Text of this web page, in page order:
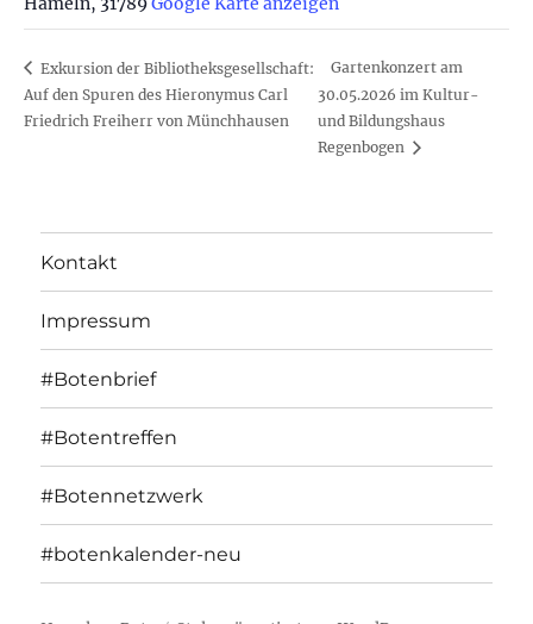
Exkursion der Bibliotheksgesellschaft:
Auf den Spuren des Hieronymus Carl
Friedrich Freiherr von Münchhausen
Gartenkonzert am
30.05.2026 im Kultur-
und Bildungshaus
Regenbogen
Kontakt
Impressum
#Botenbrief
#Botentreffen
#Botennetzwerk
#botenkalender-neu